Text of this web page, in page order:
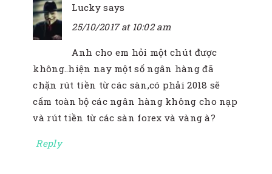
Lucky says
25/10/2017 at 10:02 am
Anh cho em hỏi một chút được
không..hiện nay một số ngân hàng đã
chặn rút tiền từ các sàn,có phải 2018 sẽ
cấm toàn bộ các ngân hàng không cho nạp
và rút tiền từ các sàn forex và vàng à?
Reply